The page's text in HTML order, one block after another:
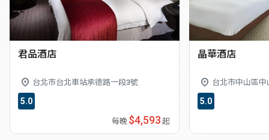
君品酒店
台北市台北車站承德路一段3號
5.0
每晚 $4,593 起
晶華酒店
台北市中山區
5.0